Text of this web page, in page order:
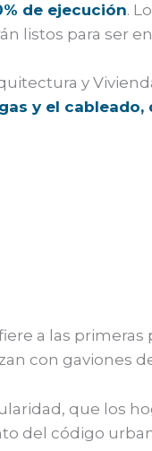
de ejecución.
listos para
y
y el
a las primeras
con gaviones
que los
del código